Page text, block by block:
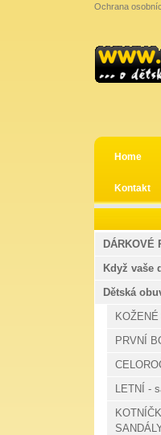
Ochrana
Home
Kontakt
DÁRKOVÉ
Když vaše
Dětská
PRVNÍ
LETNÍ -